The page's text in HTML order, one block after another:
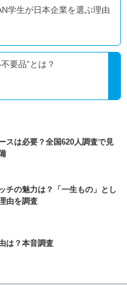
学生が日本企業を選ぶ理由
要品”とは？
スは必要？全国620人調査で見
チの魅力は？「一生もの」とし
由を調査
は？本音調査